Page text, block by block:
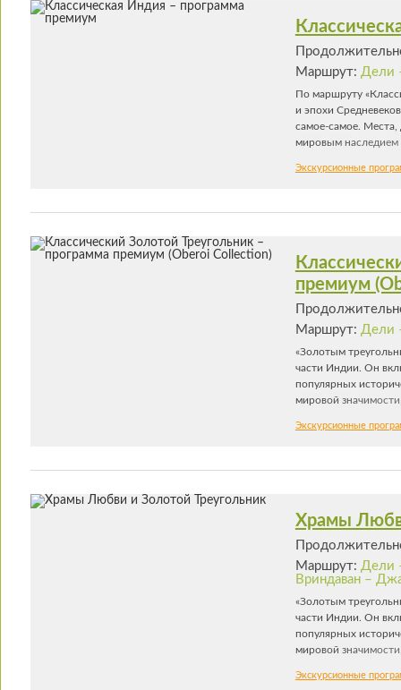
Маршрут: Дели
По маршруту
и эпохи
самое-самое. Места,
мировым наследием
роскошь
Экскурсионные
премиум
Маршрут: Дели
«Золотым
части Индии. Он
популярных
мировой
Раджастана,
Экскурсионные
Храмы
Маршрут: Дели
Вриндаван –
«Золотым
части Индии. Он
популярных
мировой
Раджастана,
Экскурсионные